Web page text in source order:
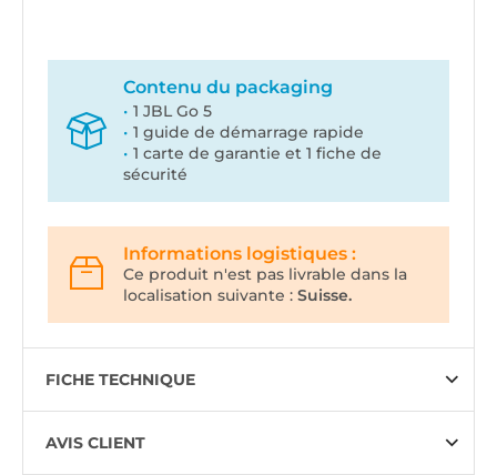
Contenu du packaging
1 JBL Go 5
1 guide de démarrage rapide
1 carte de garantie et 1 fiche de
sécurité
Informations logistiques :
Ce produit n'est pas livrable dans la
localisation suivante : Suisse.
FICHE TECHNIQUE
AVIS CLIENT